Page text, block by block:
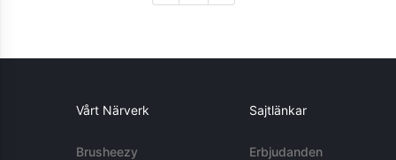
Vårt Närverk
Brusheezy
Sajtlänkar
Erbjudanden